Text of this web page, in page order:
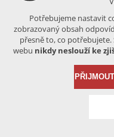
Potřebujeme nastavit
zobrazovaný obsah
přesně to, co
webu nikdy neslouží ke